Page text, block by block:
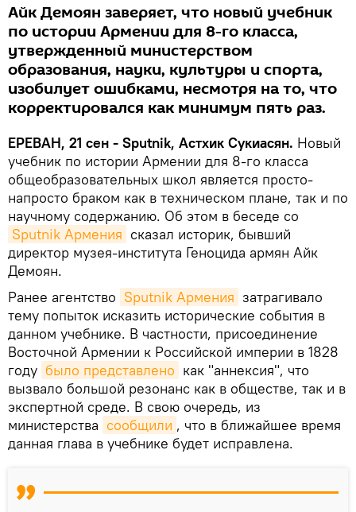
Айк Демоян заверяет, что новый учебник
по истории Армении для 8-го класса,
утвержденный министерством
образования, науки, культуры и спорта,
изобилует ошибками, несмотря на то, что
корректировался как минимум пять раз.
ЕРЕВАН, 21 сен - Sputnik, Астхик Сукиасян. Новый
учебник по истории Армении для 8-го класса
общеобразовательных школ является просто-
напросто браком как в техническом плане, так и по
научному содержанию. Об этом в беседе со
Sputnik Армения сказал историк, бывший
директор музея-института Геноцида армян Айк
Демоян.
Ранее агентство Sputnik Армения затрагивало
тему попыток исказить исторические события в
данном учебнике. В частности, присоединение
Восточной Армении к Российской империи в 1828
году было представлено как "аннексия", что
вызвало большой резонанс как в обществе, так и в
экспертной среде. В свою очередь, из
министерства сообщили , что в ближайшее время
данная глава в учебнике будет исправлена.